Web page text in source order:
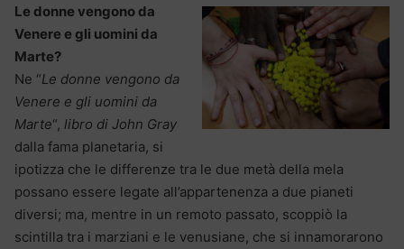
Le donne vengono da
Venere e gli uomini da
Marte?
Ne “Le donne vengono da
Venere e gli uomini da
Marte“, libro di John Gray
dalla fama planetaria, si
ipotizza che le differenze tra le due metà della mela
possano essere legate all’appartenenza a due pianeti
diversi; ma, mentre in un remoto passato, scoppiò la
scintilla tra i marziani e le venusiane, che si innamorarono